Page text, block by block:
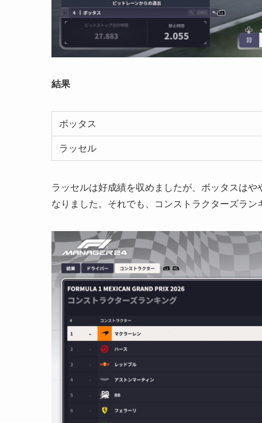
結果
ボッタス
ラッセル
ラッセルは好成績を収めましたが、ボッタスは
なりました。それでも、コンストラクターズラ